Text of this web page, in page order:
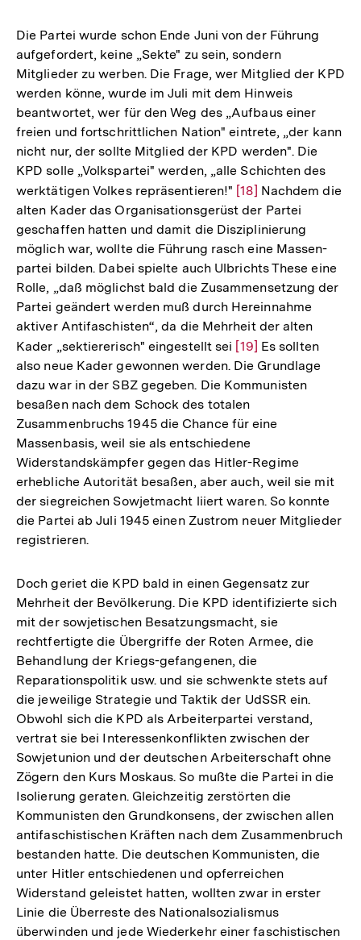
der
Fußnote
Die Partei wurde schon Ende Juni von der Führung
aufgefordert, keine „Sekte" zu sein, sondern
Mitglieder zu werben. Die Frage, wer Mitglied der KPD
werden könne, wurde im Juli mit dem Hinweis
beantwortet, wer für den Weg des „Aufbaus einer
freien und fortschrittlichen Nation" eintrete, „der kann
nicht nur, der sollte Mitglied der KPD werden". Die
KPD solle „Volkspartei" werden, „alle Schichten des
werktätigen Volkes repräsentieren!" Zur
Auflösung
der
Fußnote
[18] Nachdem die
alten Kader das Organisationsgerüst der Partei
geschaffen hatten und damit die Disziplinierung
möglich war, wollte die Führung rasch eine Massen-
partei bilden. Dabei spielte auch Ulbrichts These eine
Rolle, „daß möglichst bald die Zusammensetzung der
Partei geändert werden muß durch Hereinnahme
aktiver Antifaschisten“, da die Mehrheit der alten
Kader „sektiererisch" eingestellt sei Zur
Auflösung
der
Fußnote
[19] Es sollten
also neue Kader gewonnen werden. Die Grundlage
dazu war in der SBZ gegeben. Die Kommunisten
besaßen nach dem Schock des totalen
Zusammenbruchs 1945 die Chance für eine
Massenbasis, weil sie als entschiedene
Widerstandskämpfer gegen das Hitler-Regime
erhebliche Autorität besaßen, aber auch, weil sie mit
der siegreichen Sowjetmacht liiert waren. So konnte
die Partei ab Juli 1945 einen Zustrom neuer Mitglieder
registrieren.
Doch geriet die KPD bald in einen Gegensatz zur
Mehrheit der Bevölkerung. Die KPD identifizierte sich
mit der sowjetischen Besatzungsmacht, sie
rechtfertigte die Übergriffe der Roten Armee, die
Behandlung der Kriegs-gefangenen, die
Reparationspolitik usw. und sie schwenkte stets auf
die jeweilige Strategie und Taktik der UdSSR ein.
Obwohl sich die KPD als Arbeiterpartei verstand,
vertrat sie bei Interessenkonflikten zwischen der
Sowjetunion und der deutschen Arbeiterschaft ohne
Zögern den Kurs Moskaus. So mußte die Partei in die
Isolierung geraten. Gleichzeitig zerstörten die
Kommunisten den Grundkonsens, der zwischen allen
antifaschistischen Kräften nach dem Zusammenbruch
bestanden hatte. Die deutschen Kommunisten, die
unter Hitler entschiedenen und opferreichen
Widerstand geleistet hatten, wollten zwar in erster
Linie die Überreste des Nationalsozialismus
überwinden und jede Wiederkehr einer faschistischen